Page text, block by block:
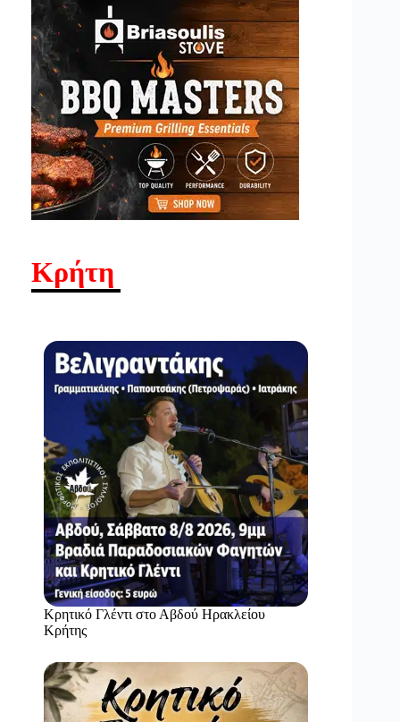
Κρήτη
Κρητικό Γλέντι στο Αβδού Ηρακλείου
Κρήτης